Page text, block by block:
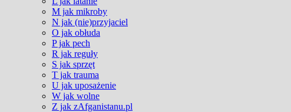
M jak mikroby
N jak (nie)przyjaciel
O jak obłuda
P jak pech
R jak reguły
S jak sprzęt
T jak trauma
U jak uposażenie
W jak wolne
Z jak zAfganistanu.pl